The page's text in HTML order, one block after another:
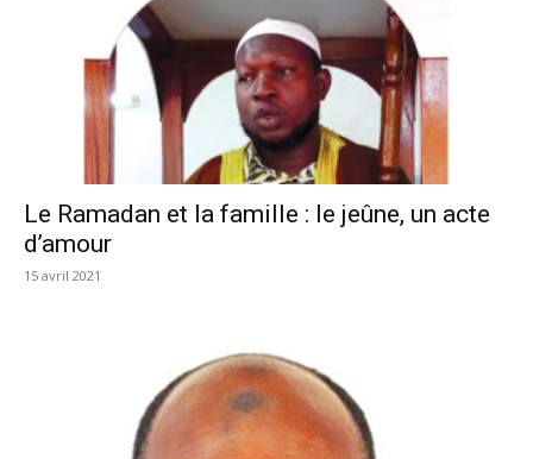
Le Ramadan et la famille : le jeûne, un acte
d’amour
15 avril 2021